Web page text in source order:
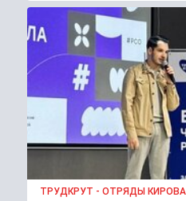
ТРУДКРУТ - ОТРЯДЫ КИРОВА